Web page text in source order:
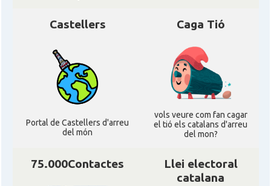
Castellers
Portal de Castellers d'arreu
del món
Caga Tió
vols veure com fan cagar
el tió els catalans d'arreu
del mon?
75.000Contactes
Llei electoral
catalana